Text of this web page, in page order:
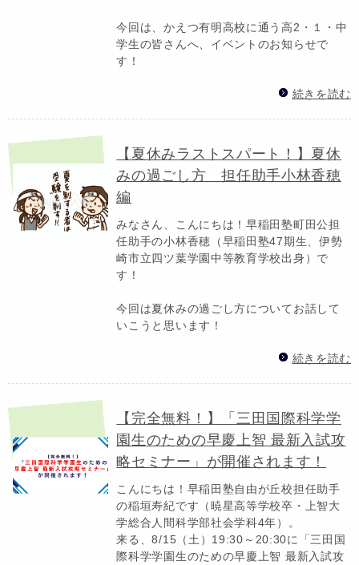
今回は、かえつ有明高校に通う高2・１・中
学生の皆さんへ、イベントのお知らせで
す！
続きを読む
【夏休みラストスパート！】夏休
みの過ごし方 担任助手小林香穂
編
みなさん、こんにちは！早稲田塾町田公担
任助手の小林香穂（早稲田塾47期生、伊勢
崎市立四ツ葉学園中等教育学校出身）で
す！
今回は夏休みの過ごし方についてお話して
いこうと思います！
続きを読む
【完全無料！】「三田国際科学学
園生のための早慶上智 最新入試攻
略セミナー」が開催されます！
こんにちは！早稲田塾自由が丘校担任助手
の稲垣寿紀です（暁星高等学校卒・上智大
学総合人間科学部社会学科4年）。
来る、8/15（土）19:30～20:30に「三田国
際科学学園生のための早慶上智 最新入試攻